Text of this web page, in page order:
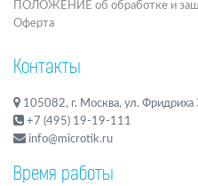
ПОЛОЖЕНИЕ об обработке и
Оферта
Контакты
105082, г. Москва, ул. Фридриха
+7 (495) 19-19-111
info@microtik.ru
Время работы